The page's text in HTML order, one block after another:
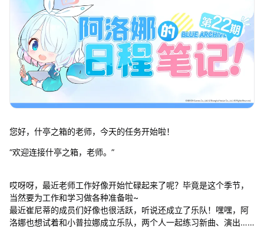
您好，什亭之箱的老师，今天的任务开始啦！
“欢迎连接什亭之箱，老师。”
哎呀呀，最近老师工作好像开始忙碌起来了呢？毕竟是这个季节，
当然要为工作和学习做各种准备啦~
最近崔尼蒂的成员们好像也很活跃，听说还成立了乐队！嘿嘿，阿
洛娜也想试着和小普拉娜成立乐队，两个人一起练习新曲、演出……